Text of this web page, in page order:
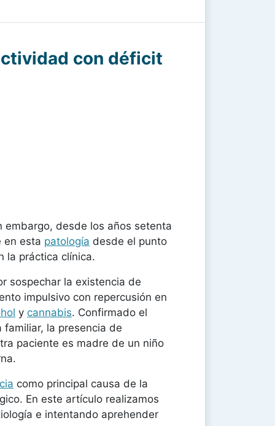
con déficit
embargo, desde los años setenta
en esta patología desde el punto
la práctica clínica.
sospechar la existencia de
impulsivo con repercusión en
y cannabis. Confirmado el
familiar, la presencia de
paciente es madre de un niño
como principal causa de la
En este artículo realizamos
e intentando aprehender